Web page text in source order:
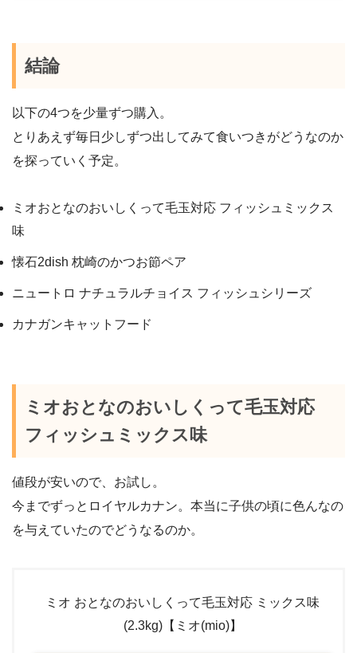
結論
以下の4つを少量ずつ購入。
とりあえず毎日少しずつ出してみて食いつきがどうなのか
を探っていく予定。
ミオおとなのおいしくって毛玉対応 フィッシュミックス
味
懐石2dish 枕崎のかつお節ペア
ニュートロ ナチュラルチョイス フィッシュシリーズ
カナガンキャットフード
ミオおとなのおいしくって毛玉対応
フィッシュミックス味
値段が安いので、お試し。
今までずっとロイヤルカナン。本当に子供の頃に色んなの
を与えていたのでどうなるのか。
ミオ おとなのおいしくって毛玉対応 ミックス味
(2.3kg)【ミオ(mio)】